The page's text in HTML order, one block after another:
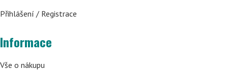
Přihlášení / Registrace
Informace
Vše o nákupu